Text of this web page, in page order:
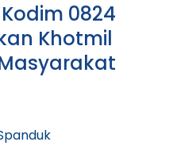
Kodim 0824
Khotmil